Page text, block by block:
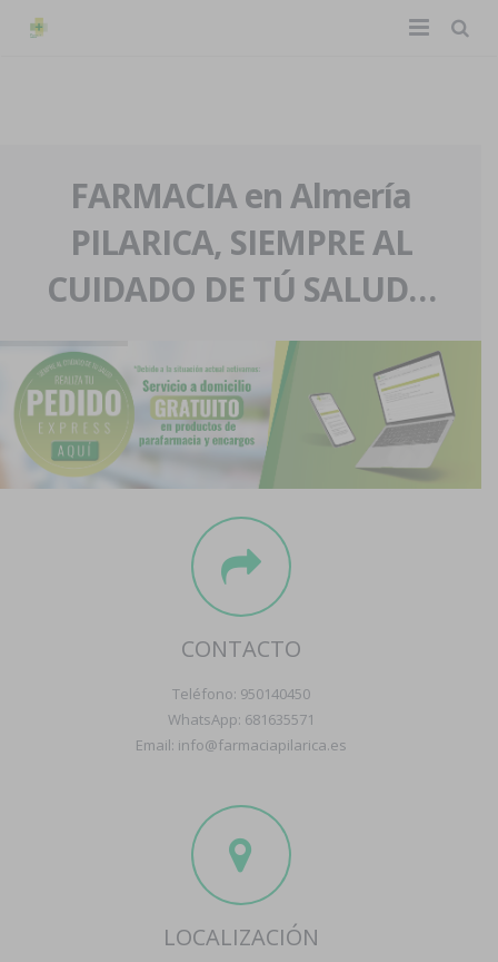
La farmacia
Nuestra historia
Nuestro equipo
Eventos
Servicios y reservas
Pedidos express
Blog
Contacto
Boletín
FARMACIA en Almería
PILARICA, SIEMPRE AL
CUIDADO DE TÚ SALUD…
CONTACTO
Teléfono: 950140450
WhatsApp: 681635571
Email: info@farmaciapilarica.es
LOCALIZACIÓN